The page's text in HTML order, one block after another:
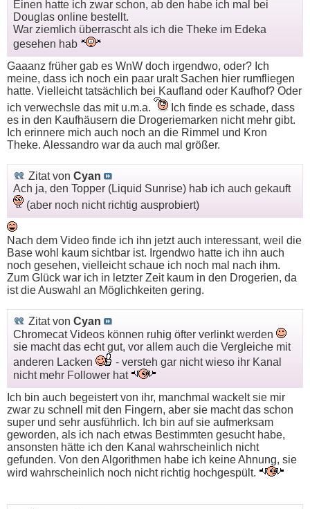
Einen hatte ich zwar schon, ab den habe ich mal bei
Douglas online bestellt.
War ziemlich überrascht als ich die Theke im Edeka
gesehen hab
Gaaanz früher gab es WnW doch irgendwo, oder? Ich
meine, dass ich noch ein paar uralt Sachen hier rumfliegen
hatte. Vielleicht tatsächlich bei Kaufland oder Kaufhof? Oder
ich verwechsle das mit u.m.a.
Ich finde es schade, dass
es in den Kaufhäusern die Drogeriemarken nicht mehr gibt.
Ich erinnere mich auch noch an die Rimmel und Kron
Theke. Alessandro war da auch mal größer.
Zitat von Cyan
Ach ja, den Topper (Liquid Sunrise) hab ich auch gekauft
(aber noch nicht richtig ausprobiert)
Nach dem Video finde ich ihn jetzt auch interessant, weil die
Base wohl kaum sichtbar ist. Irgendwo hatte ich ihn auch
noch gesehen, vielleicht schaue ich noch mal nach ihm.
Zum Glück war ich in letzter Zeit kaum in den Drogerien, da
ist die Auswahl an Möglichkeiten gering.
Zitat von Cyan
Chromecat Videos können ruhig öfter verlinkt werden
sie macht das echt gut, vor allem auch die Vergleiche mit
anderen Lacken
- versteh gar nicht wieso ihr Kanal
nicht mehr Follower hat
Ich bin auch begeistert von ihr, manchmal wackelt sie mir
zwar zu schnell mit den Fingern, aber sie macht das schon
super und sehr ausführlich. Ich bin auf sie aufmerksam
geworden, als ich nach etwas Bestimmten gesucht habe,
ansonsten hätte ich den Kanal wahrscheinlich nicht
gefunden. Von den Algorithmen habe ich keine Ahnung, sie
wird wahrscheinlich noch nicht richtig hochgespült.